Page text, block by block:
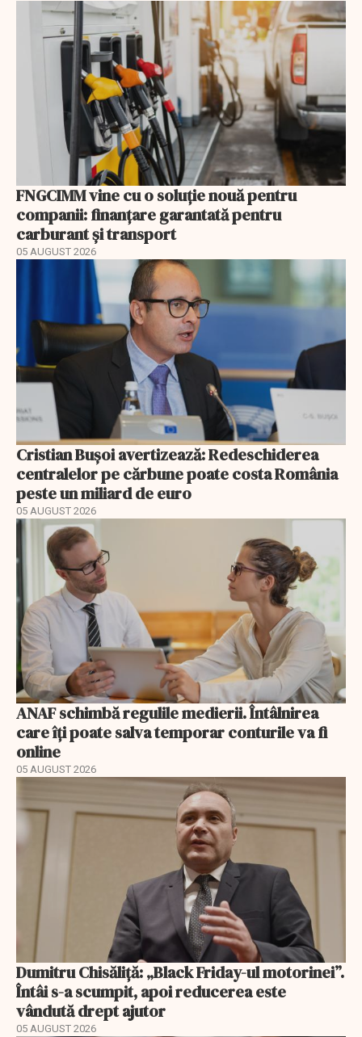
FNGCIMM vine cu o soluție nouă pentru
companii: finanțare garantată pentru
carburant și transport
05 AUGUST 2026
Cristian Bușoi avertizează: Redeschiderea
centralelor pe cărbune poate costa România
peste un miliard de euro
05 AUGUST 2026
ANAF schimbă regulile medierii. Întâlnirea
care îți poate salva temporar conturile va fi
online
05 AUGUST 2026
Dumitru Chisăliță: „Black Friday-ul motorinei”.
Întâi s-a scumpit, apoi reducerea este
vândută drept ajutor
05 AUGUST 2026